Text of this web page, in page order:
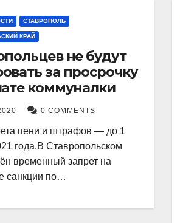
СТАВРОПОЛЬ
КРАЙ
не будут
за просрочку
коммуналки
0 COMMENTS
пени и штрафов — до 1
года.В Ставропольском
временный запрет на
санкции по…